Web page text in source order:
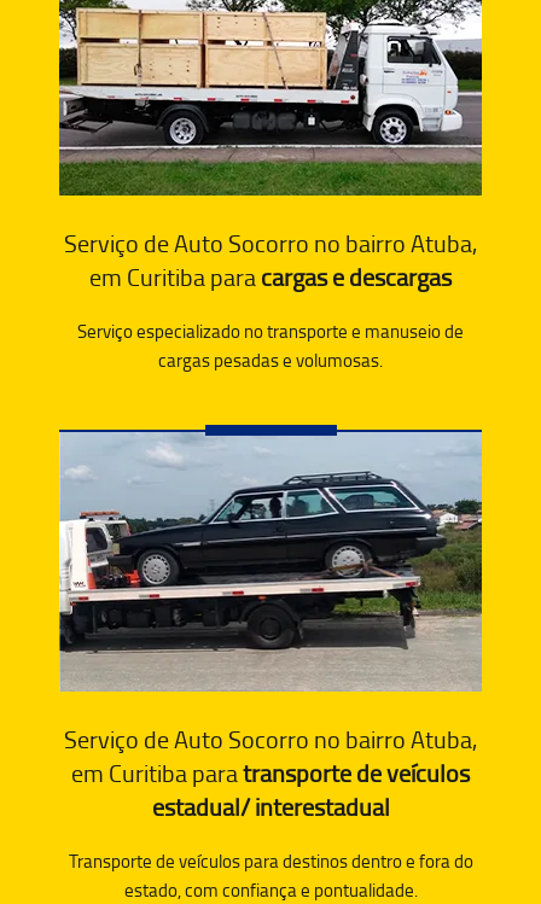
Serviço de Auto Socorro no bairro Atuba,
em Curitiba paracargas e descargas
Serviço especializado no transporte e manuseio de
cargas pesadas e volumosas.
Serviço de Auto Socorro no bairro Atuba,
em Curitiba paratransporte de veículos
estadual/ interestadual
Transporte de veículos para destinos dentro e fora do
estado, com confiança e pontualidade.